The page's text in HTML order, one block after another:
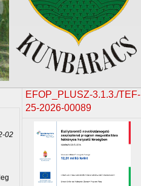
02
EFOP_PLUSZ-3.1.3./TEF-
25-2026-00089